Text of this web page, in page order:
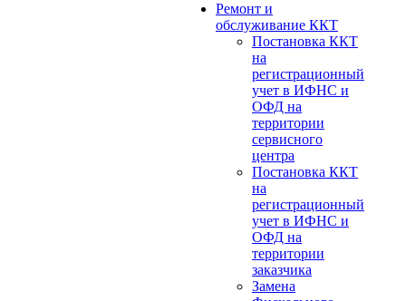
Ремонт и
обслуживание ККТ
Постановка ККТ
на
регистрационный
учет в ИФНС и
ОФД на
территории
сервисного
центра
Постановка ККТ
на
регистрационный
учет в ИФНС и
ОФД на
территории
заказчика
Замена